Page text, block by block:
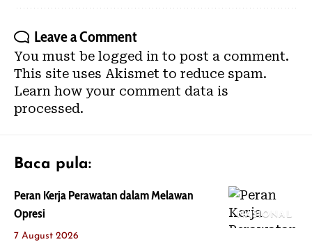
Leave a Comment
You must be logged in to post a comment.
This site uses Akismet to reduce spam.
Learn how your comment data is
processed.
Baca pula:
NASIONAL
Peran Kerja Perawatan dalam Melawan
Opresi
7 August 2026